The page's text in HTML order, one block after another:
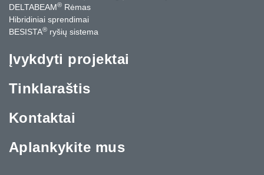
DELTABEAM® Rėmas
Hibridiniai sprendimai
BESISTA® ryšių sistema
Įvykdyti projektai
Tinklaraštis
Kontaktai
Aplankykite mus